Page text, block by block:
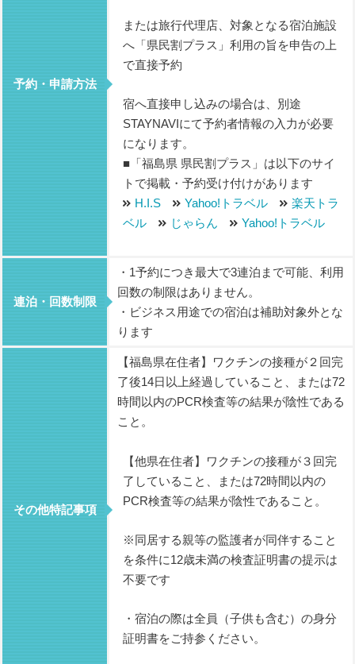
予約・申請方法
または旅行代理店、対象となる宿泊施設
へ「県民割プラス」利用の旨を申告の上
で直接予約
宿へ直接申し込みの場合は、別途
STAYNAVIにて予約者情報の入力が必要
になります。
■「福島県 県民割プラス」は以下のサイ
トで掲載・予約受け付けがあります
H.I.S
Yahoo!トラベル
楽天トラ
ベル
じゃらん Yahoo!トラベル
連泊・回数制限
・1予約につき最大で3連泊まで可能、利用
回数の制限はありません。
・ビジネス用途での宿泊は補助対象外とな
ります
その他特記事項
【福島県在住者】ワクチンの接種が２回完
了後14日以上経過していること、または72
時間以内のPCR検査等の結果が陰性である
こと。
【他県在住者】ワクチンの接種が３回完
了していること、または72時間以内の
PCR検査等の結果が陰性であること。
※同居する親等の監護者が同伴すること
を条件に12歳未満の検査証明書の提示は
不要です
・宿泊の際は全員（子供も含む）の身分
証明書をご持参ください。